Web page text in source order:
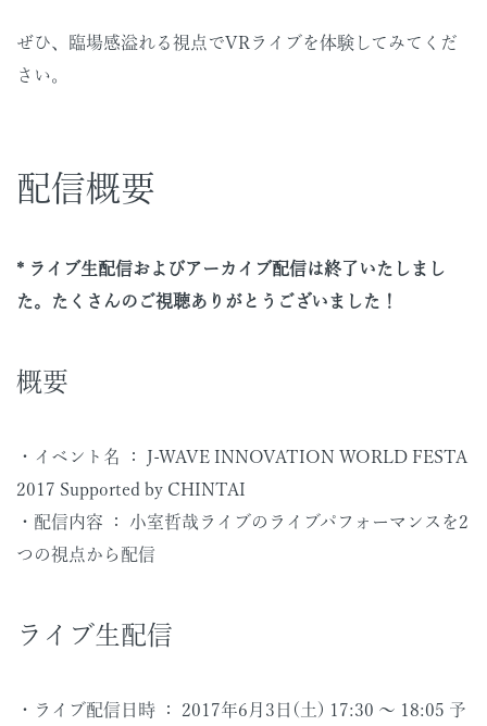
ぜひ、臨場感溢れる視点でVRライブを体験してみてくだ
さい。
配信概要
* ライブ生配信およびアーカイブ配信は終了いたしまし
た。たくさんのご視聴ありがとうございました！
概要
・イベント名 ： J-WAVE INNOVATION WORLD FESTA
2017 Supported by CHINTAI
・配信内容 ： 小室哲哉ライブのライブパフォーマンスを2
つの視点から配信
ライブ生配信
・ライブ配信日時 ： 2017年6月3日(土) 17:30 〜 18:05 予